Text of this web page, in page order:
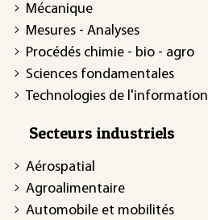
Mécanique
Mesures - Analyses
Procédés chimie - bio - agro
Sciences fondamentales
Technologies de l'information
Secteurs industriels
Aérospatial
Agroalimentaire
Automobile et mobilités